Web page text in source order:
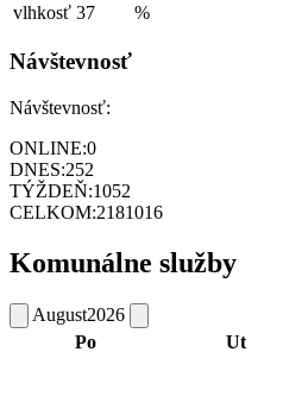
vlhkosť 37 %
Návštevnosť
Návštevnosť:
ONLINE:0
DNES:252
TÝŽDEŇ:1052
CELKOM:2181016
Komunálne služby
August2026
Po
Ut